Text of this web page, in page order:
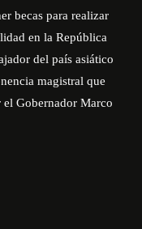
becas para realizar
en la República
del país asiático
magistral que
Gobernador Marco